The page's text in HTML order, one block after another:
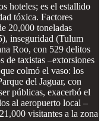
hoteles; es el estallido
tóxica. Factores
20,000 toneladas
inseguridad (Tulum
Roo, con 529 delitos
de taxistas –extorsiones
colmó el vaso: los
del Jaguar, con
públicas, exacerbó el
al aeropuerto local –
visitantes a la zona